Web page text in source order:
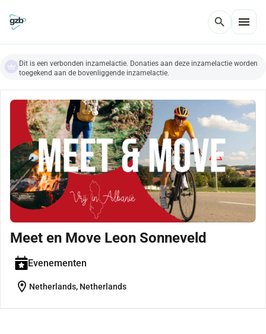
search menu
Dit is een verbonden inzamelactie. Donaties aan deze inzamelactie worden
toegekend aan de bovenliggende inzamelactie.
Meet en Move Leon Sonneveld
Evenementen
location_on Netherlands, Netherlands